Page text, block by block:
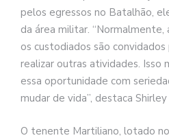
pelos egressos no Batalhão,
da área militar.
os custodiados são
realizar outras atividades. Isso
essa oportunidade com
mudar de vida”, destaca Shirley
O tenente Martiliano, lotado